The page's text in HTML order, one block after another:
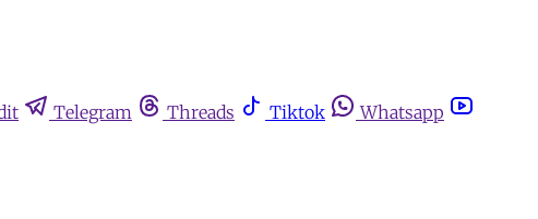
Telegram Threads Tiktok
Whatsapp